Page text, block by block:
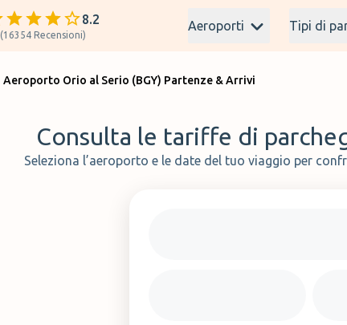
8.2
(16354 Recensioni)
Aeroporti Tipi di
Aeroporto Orio al Serio (BGY) Partenze & Arrivi
Consulta le tariffe di
Seleziona l’aeroporto e le date del tuo viaggio per